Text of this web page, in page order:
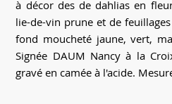
à décor des de dahlias en
lie-de-vin prune et de
fond moucheté jaune, vert,
Signée DAUM Nancy à la
gravé en camée à l'acide.